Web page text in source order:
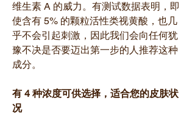
维生素 A 的威力。有测试数据表明，即
使含有 5% 的颗粒活性类视黄酸，也几
乎不会引起刺激，因此我们会向任何犹
豫不决是否要迈出第一步的人推荐这种
成分。
有 4 种浓度可供选择，适合您的皮肤状
况